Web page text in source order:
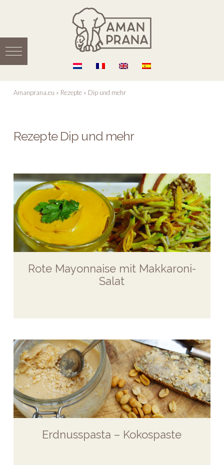
Amanprana.eu » Rezepte» Dip und mehr
Rezepte Dip und mehr
Rote Mayonnaise mit Makkaroni-
Salat
Erdnusspasta – Kokospaste